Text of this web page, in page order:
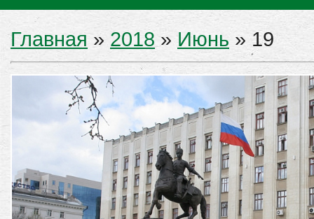
Главная » 2018 » Июнь » 19